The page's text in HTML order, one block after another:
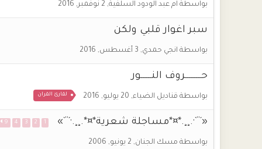
بواسطة ام عبد الودود السلفية, 2 نوفمبر, 2016
سبر اغوار قلبي ولكن
بواسطة انجي حمدي, 3 أغسطس, 2016
حـــــــــروف النــــــور
بواسطة قناديل الضياء, 20 يوليو, 2016 لقارئ القران
«´¨`·.¸¸.*¤*مساجلة شعرية*¤*.¸¸.·´¨`» 1
2
3
4
9
بواسطة مسك الجنان, 2 يونيو, 2006